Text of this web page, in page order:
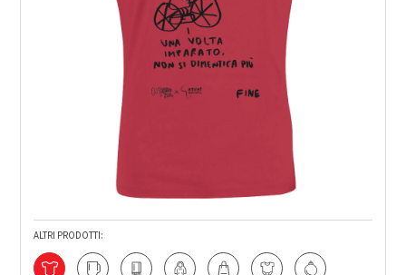
ALTRI PRODOTTI: